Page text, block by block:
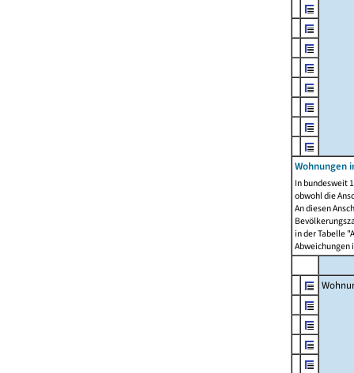
Wohnungen
In bundesweit
obwohl die
An diesen
in der Tabelle
Abweichungen